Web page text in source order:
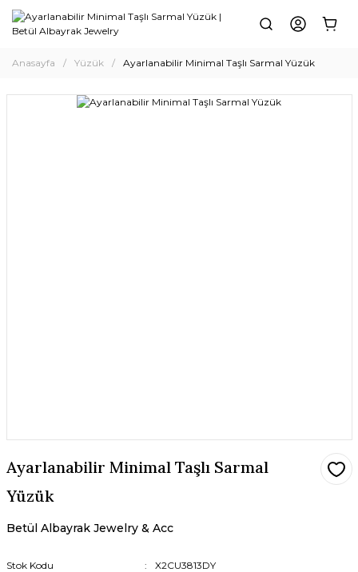
Anasayfa Yüzük Ayarlanabilir Minimal Taşlı Sarmal Yüzük
Ayarlanabilir Minimal Taşlı Sarmal
Yüzük
Betül Albayrak Jewelry & Acc
Stok Kodu
X2CU3813DY